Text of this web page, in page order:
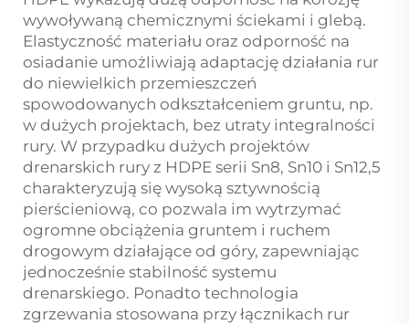
wywoływaną chemicznymi ściekami i glebą.
Elastyczność materiału oraz odporność na
osiadanie umożliwiają adaptację działania rur
do niewielkich przemieszczeń
spowodowanych odkształceniem gruntu, np.
w dużych projektach, bez utraty integralności
rury. W przypadku dużych projektów
drenarskich rury z HDPE serii Sn8, Sn10 i Sn12,5
charakteryzują się wysoką sztywnością
pierścieniową, co pozwala im wytrzymać
ogromne obciążenia gruntem i ruchem
drogowym działające od góry, zapewniając
jednocześnie stabilność systemu
drenarskiego. Ponadto technologia
zgrzewania stosowana przy łącznikach rur